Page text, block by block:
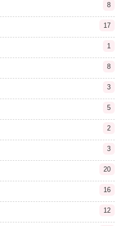
8
17
1
8
3
5
2
3
20
16
12